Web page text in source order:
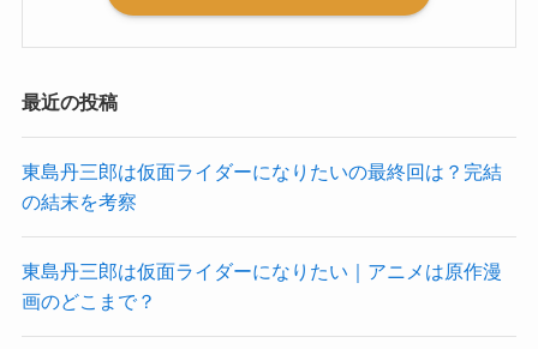
最近の投稿
東島丹三郎は仮面ライダーになりたいの最終回は？完結
の結末を考察
東島丹三郎は仮面ライダーになりたい｜アニメは原作漫
画のどこまで？